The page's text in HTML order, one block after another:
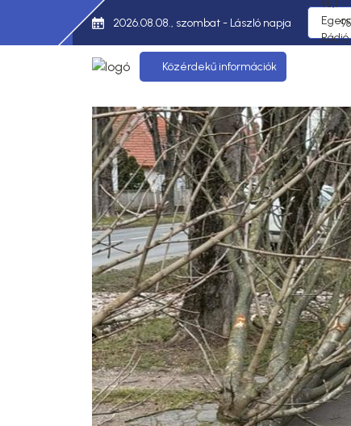
2026.08.08., szombat - László napja
Közérdekű információk